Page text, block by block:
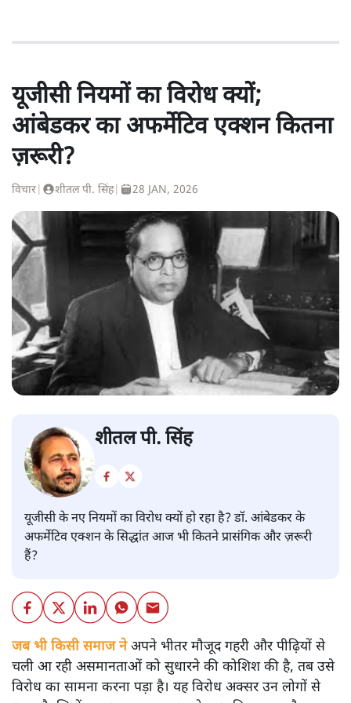
यूजीसी नियमों का विरोध क्यों;
आंबेडकर का अफर्मेटिव एक्शन कितना
ज़रूरी?
विचार शीतल पी. सिंह| 28 JAN, 2026
शीतल पी. सिंह
यूजीसी के नए नियमों का विरोध क्यों हो रहा है? डॉ. आंबेडकर के
अफर्मेटिव एक्शन के सिद्धांत आज भी कितने प्रासंगिक और ज़रूरी
हैं?
जब भी किसी समाज नेअपने भीतर मौजूद गहरी और पीढ़ियों से
चली आ रही असमानताओं को सुधारने की कोशिश की है, तब उसे
विरोध का सामना करना पड़ा है। यह विरोध अक्सर उन लोगों से